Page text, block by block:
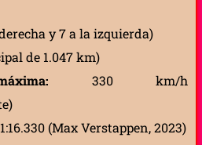
y 7 a la izquierda)
de 1.047 km)
330 km/h
1:16.330 (Max Verstappen, 2023)